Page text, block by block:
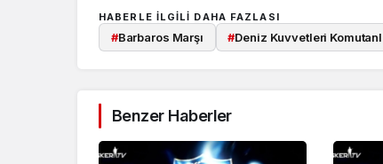
HABERLE ILGILI DAHA FAZLASI
#Barbaros Marşı #Deniz Kuvvetleri
Benzer Haberler